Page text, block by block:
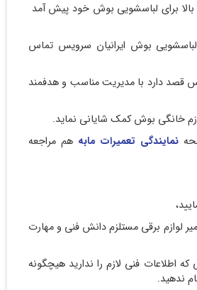
بالا برای لباسشویی بوش خود پیش آمد
لباسشویی بوش ایرانیان سرویس تماس
قصد دارد با مدیریت مناسب و هدفمند
خانگی بوش کمک شایانی نماید.
نمایندگی تعمیرات مابه هم مراجعه
لوازم برقی مستلزم دانش فنی و مهارت
اطلاعات فنی لازم را ندارید هیچگونه
ندهید.